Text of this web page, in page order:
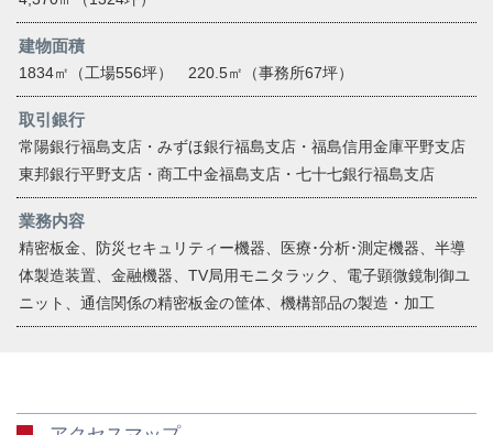
建物面積
1834㎡（工場556坪） 220.5㎡（事務所67坪）
取引銀行
常陽銀行福島支店・みずほ銀行福島支店・福島信用金庫平野支店
東邦銀行平野支店・商工中金福島支店・七十七銀行福島支店
業務内容
精密板金、防災セキュリティー機器、医療･分析･測定機器、半導
体製造装置、金融機器、TV局用モニタラック、電子顕微鏡制御ユ
ニット、通信関係の精密板金の筐体、機構部品の製造・加工